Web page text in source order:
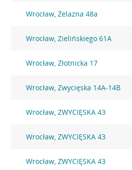
Wrocław, Żelazna 48a
Wrocław, Zielińskiego 61A
Wrocław, Złotnicka 17
Wrocław, Zwycięska 14A-14B
Wrocław, ZWYCIĘSKA 43
Wrocław, ZWYCIĘSKA 43
Wrocław, ZWYCIĘSKA 43